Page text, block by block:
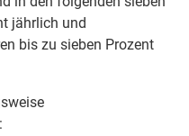
jährlich und
bis zu sieben Prozent